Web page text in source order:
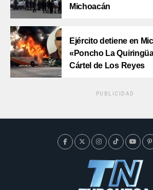
Michoacán
Ejército detiene en
«Poncho La
Cártel de Los Reyes
PUBLICIDAD